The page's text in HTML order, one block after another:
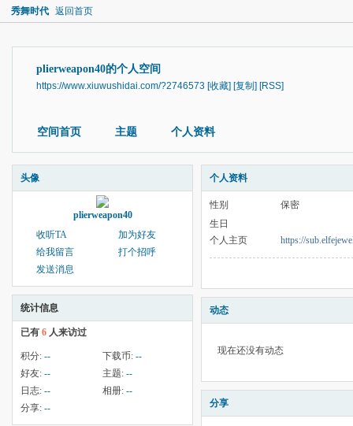
秀舞时代 返回首页
plierweapon40的个人空间
https://www.xiuwushidai.com/?2746573 [收藏] [复制] [RSS]
空间首页 主题 个人资料
头像
plierweapon40
收听TA
加为好友
给我留言
打个招呼
发送消息
统计信息
已有 6 人来访过
积分: -- 下载币: --
好友: -- 主题: --
日志: -- 相册: --
分享: --
个人资料
性别
保密
生日
个人主页
https://
动态
现在还没有动态
分享